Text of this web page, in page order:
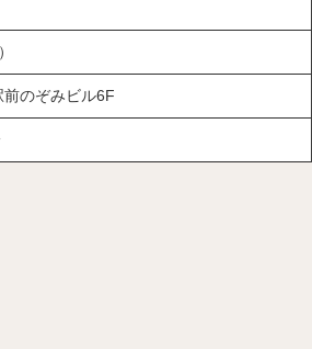
のぞみビル6F